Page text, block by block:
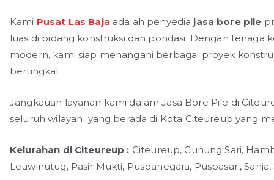
Kami Pusat Las Baja adalah penyedia jasa bore pile
luas di bidang konstruksi dan pondasi. Dengan
modern, kami siap menangani berbagai proyek
bertingkat.
Jangkauan layanan kami dalam Jasa Bore Pile di
seluruh wilayah yang berada di Kota Citeureup yang
Kelurahan di Citeureup : Citeureup, Gunung Sari,
Leuwinutug, Pasir Mukti, Puspanegara, Puspasari,